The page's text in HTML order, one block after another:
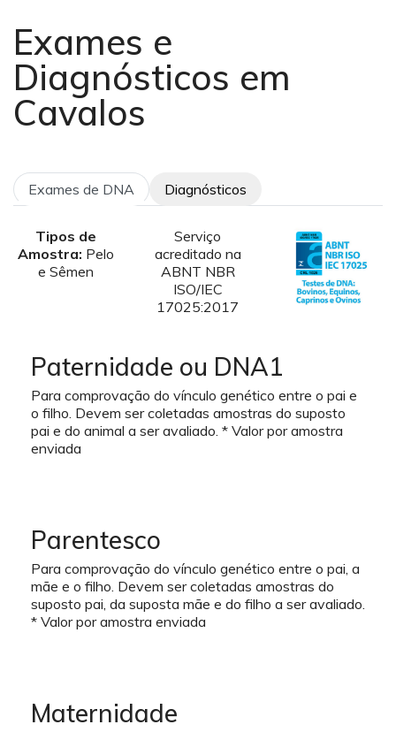
Exames e
Diagnósticos em
Cavalos
Exames de DNA Diagnósticos
Tipos de
Amostra: Pelo
e Sêmen
Serviço
acreditado na
ABNT NBR
ISO/IEC
17025:2017
Paternidade ou DNA1
Para comprovação do vínculo genético entre o pai e
o filho. Devem ser coletadas amostras do suposto
pai e do animal a ser avaliado. * Valor por amostra
enviada
Parentesco
Para comprovação do vínculo genético entre o pai, a
mãe e o filho. Devem ser coletadas amostras do
suposto pai, da suposta mãe e do filho a ser avaliado.
* Valor por amostra enviada
Maternidade